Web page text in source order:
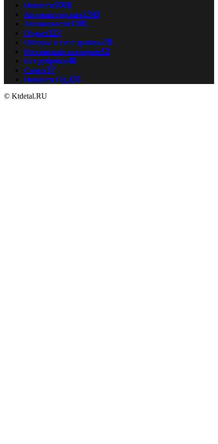
Новости5068
Автомастерская2343
Автоновости1081
Отдых127
Обзоры и тест драйвы78
Российский автопром52
Без рубрики48
Спорт37
Новости ПДД35
© Ktdetal.RU